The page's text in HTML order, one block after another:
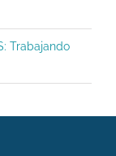
Trabajando